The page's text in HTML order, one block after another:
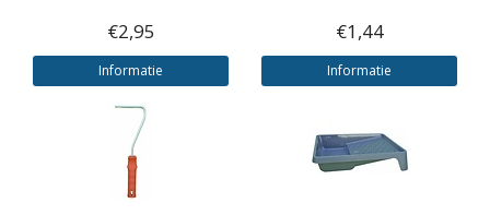
€2,95
Informatie
€1,44
Informatie